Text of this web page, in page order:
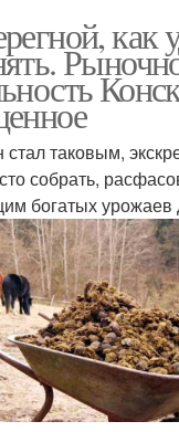
как
таковым,
собрать,
богатых урожаев